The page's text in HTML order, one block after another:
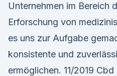
Unternehmen im Bereich
Erforschung von
es uns zur Aufgabe
konsistente und
ermöglichen. 11/2019